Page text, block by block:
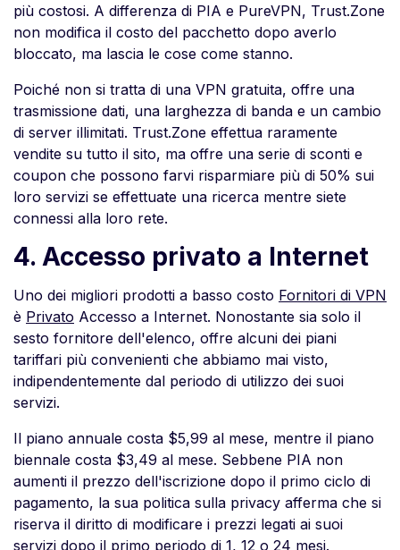
più costosi. A differenza di PIA e PureVPN, Trust.Zone
non modifica il costo del pacchetto dopo averlo
bloccato, ma lascia le cose come stanno.
Poiché non si tratta di una VPN gratuita, offre una
trasmissione dati, una larghezza di banda e un cambio
di server illimitati. Trust.Zone effettua raramente
vendite su tutto il sito, ma offre una serie di sconti e
coupon che possono farvi risparmiare più di 50% sui
loro servizi se effettuate una ricerca mentre siete
connessi alla loro rete.
4. Accesso privato a Internet
Uno dei migliori prodotti a basso costo Fornitori di VPN
è Privato Accesso a Internet. Nonostante sia solo il
sesto fornitore dell'elenco, offre alcuni dei piani
tariffari più convenienti che abbiamo mai visto,
indipendentemente dal periodo di utilizzo dei suoi
servizi.
Il piano annuale costa $5,99 al mese, mentre il piano
biennale costa $3,49 al mese. Sebbene PIA non
aumenti il prezzo dell'iscrizione dopo il primo ciclo di
pagamento, la sua politica sulla privacy afferma che si
riserva il diritto di modificare i prezzi legati ai suoi
servizi dopo il primo periodo di 1, 12 o 24 mesi.